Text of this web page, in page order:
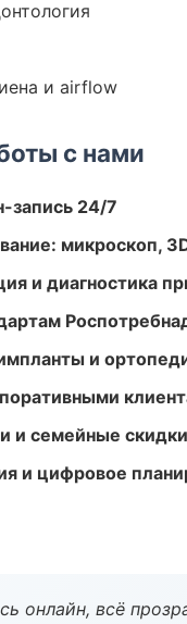
и airflow
с нами
запись 24/7
микроскоп,
и диагностика
и
и семейные скидки
и цифровое
онлайн, всё